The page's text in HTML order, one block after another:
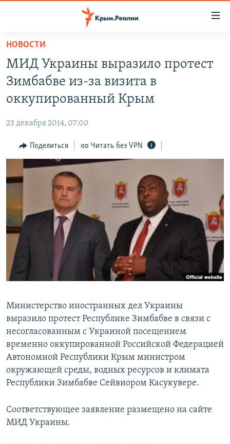
Вернуться
основному
содержанию
главной
навигации
Вернутся
поиску
СПЕЦПРОЕКТЫ
11 ЛЕТ ОККУПАЦИИ КРЫМА. 11 ИСТОРИЙ СОПРОТИВЛЕНИЯ
ЕЩЕ
ИНТЕРАКТИВ
ИНФОГРАФИКА
ТЕЛЕПРОЕКТ КРЫМ.РЕАЛИИ
СОВЕТЫ ПРАВОЗАЩИТНИКОВ
ПРОПАВШИЕ БЕЗ ВЕСТИ
ПОБЕДИТЕЛЕЙ НЕ СУДЯТ?
КРЫМ.НЕПОКОРЕННЫЙ
РАДІО СВОБОДА
КАК ОБОЙТИ БЛОКИРОВКУ
Українською
Qırımtatar
ПРИСОЕДИНЯЙТЕСЬ!
Все сайты RFE/RL
НОВОСТИ
МИД Украины выразило протест
Зимбабве из-за визита в
оккупированный Крым
23 декабря 2014, 07:00
Поделиться Читать без VPN
Министерство иностранных дел Украины
выразило протест Республике Зимбабве в связи с
несогласованным с Украиной посещением
временно оккупированной Российской Федерацией
Автономной Республики Крым министром
окружающей среды, водных ресурсов и климата
Республики Зимбабве Сейвиором Касукувере.
Соответствующее заявление размещено на сайте
МИД Украины.